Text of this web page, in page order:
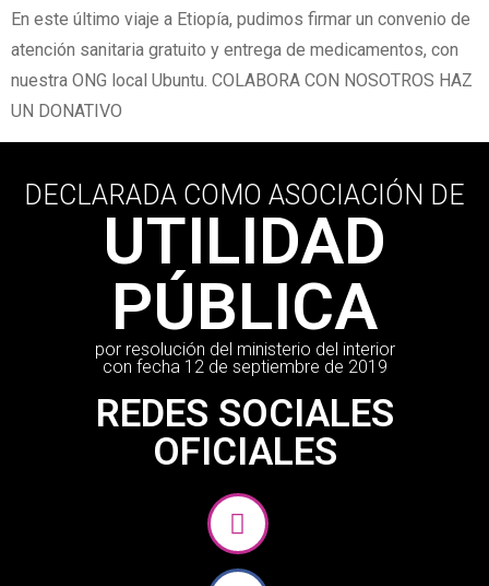
En este último viaje a Etiopía, pudimos firmar un convenio de
atención sanitaria gratuito y entrega de medicamentos, con
nuestra ONG local Ubuntu. COLABORA CON NOSOTROS HAZ
UN DONATIVO
DECLARADA COMO ASOCIACIÓN DE
UTILIDAD
PÚBLICA
por resolución del ministerio del interior
con fecha 12 de septiembre de 2019
REDES SOCIALES
OFICIALES